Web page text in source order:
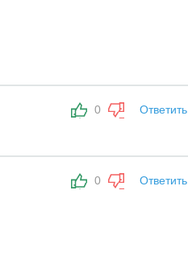
0 Ответить
0 Ответить